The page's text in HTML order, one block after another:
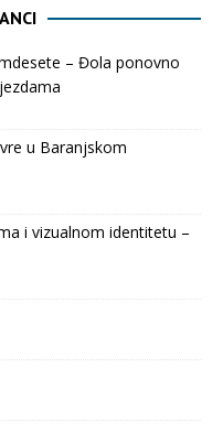
– Đola ponovno
u Baranjskom
i vizualnom identitetu –